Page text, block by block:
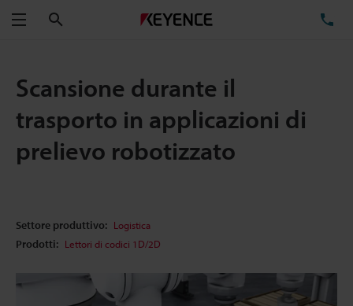
Menu
Scansione durante il
trasporto in applicazioni di
prelievo robotizzato
Settore produttivo: Logistica
Prodotti: Lettori di codici 1D/2D